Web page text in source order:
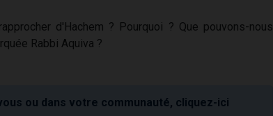
d'Hachem ? Pourquoi ? Que pouvons-nous
Rabbi Aquiva ?
ou dans votre communauté, cliquez-ici